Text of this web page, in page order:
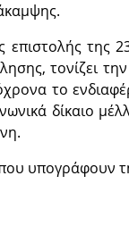
της
τονίζει
το
δίκαιο
υπογράφουν